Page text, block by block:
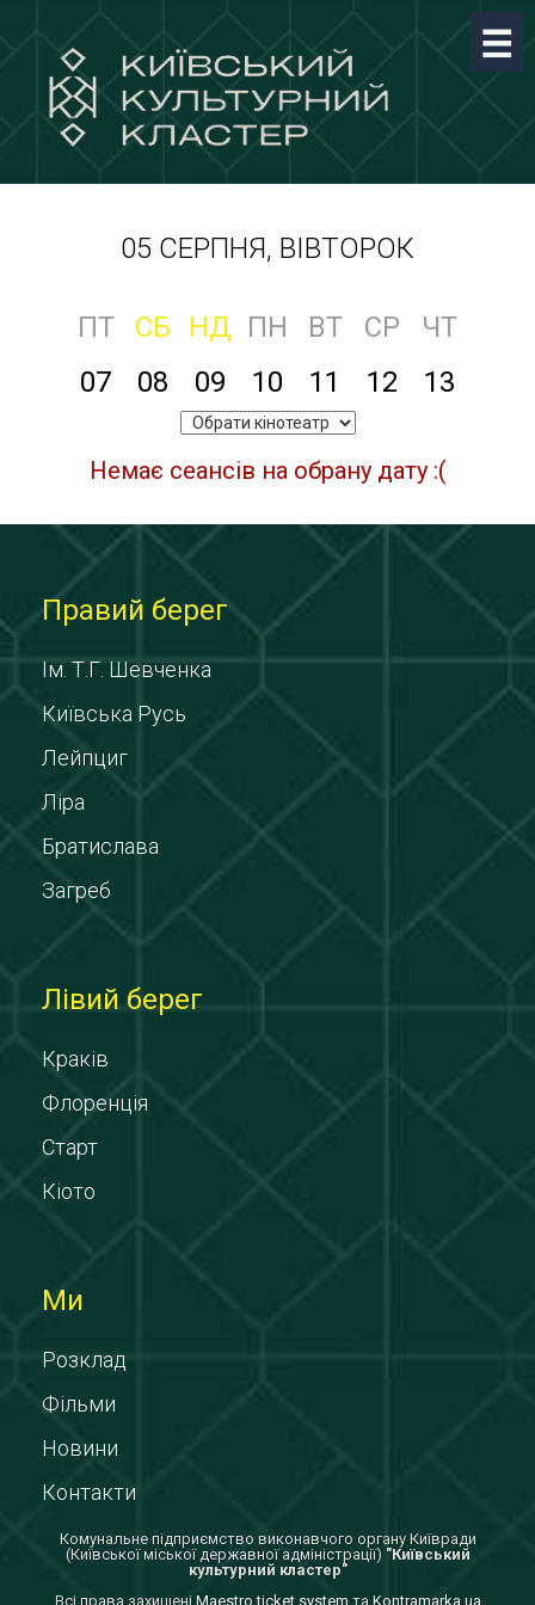
05 СЕРПНЯ, ВІВТОРОК
ПТ СБ НД ПН ВТ СР
ЧТ
07
08 09 10 11 12 13
Немає сеансів на обрану дату :(
Правий берег
Ім. Т.Г. Шевченка
Київська Русь
Лейпциг
Ліра
Братислава
Загреб
Лівий берег
Краків
Флоренція
Старт
Кіото
Ми
Розклад
Фільми
Новини
Контакти
Комунальне підприємство виконавчого органу Київради
(Київської міської державної адміністрації) "Київський
культурний кластер"
Всi права захищенi Maestro ticket system та Kontramarka.ua